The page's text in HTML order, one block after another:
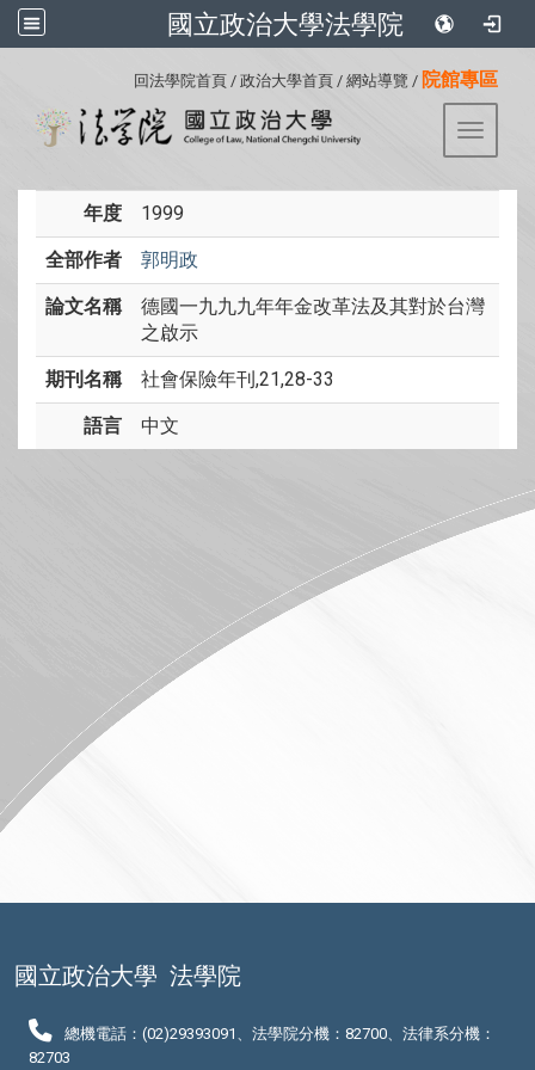
國立政治大學法學院
回法學院首頁 / 政治大學首頁 / 網站導覽 / 院館專區
Toggle
年度 1999
全部作者 郭明政
論文名稱
德國一九九九年年金改革法及其對於台灣
之啟示
期刊名稱 社會保險年刊,21,28-33
語言 中文
國立政治大學 法學院
總機電話：(02)29393091、法學院分機：82700、法律系分機：
82703